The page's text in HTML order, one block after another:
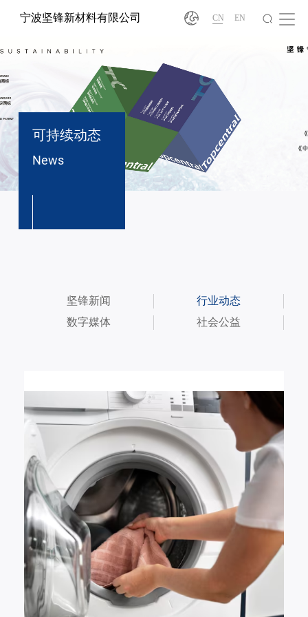
宁波坚锋新材料有限公司 CN EN
可持续动态
News
坚锋新闻
行业动态
数字媒体
社会公益
2026.06.08
家电国标落地：从 “噱头” 到 “刚需”